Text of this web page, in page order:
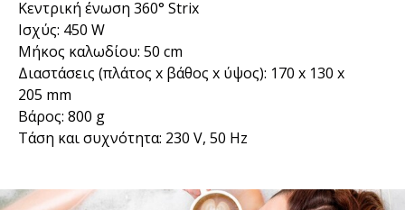
Κεντρική ένωση 360° Strix
Ισχύς: 450 W
Μήκος καλωδίου: 50 cm
Διαστάσεις (πλάτος x βάθος x ύψος): 170 x 130 x
205 mm
Βάρος: 800 g
Τάση και συχνότητα: 230 V, 50 Hz